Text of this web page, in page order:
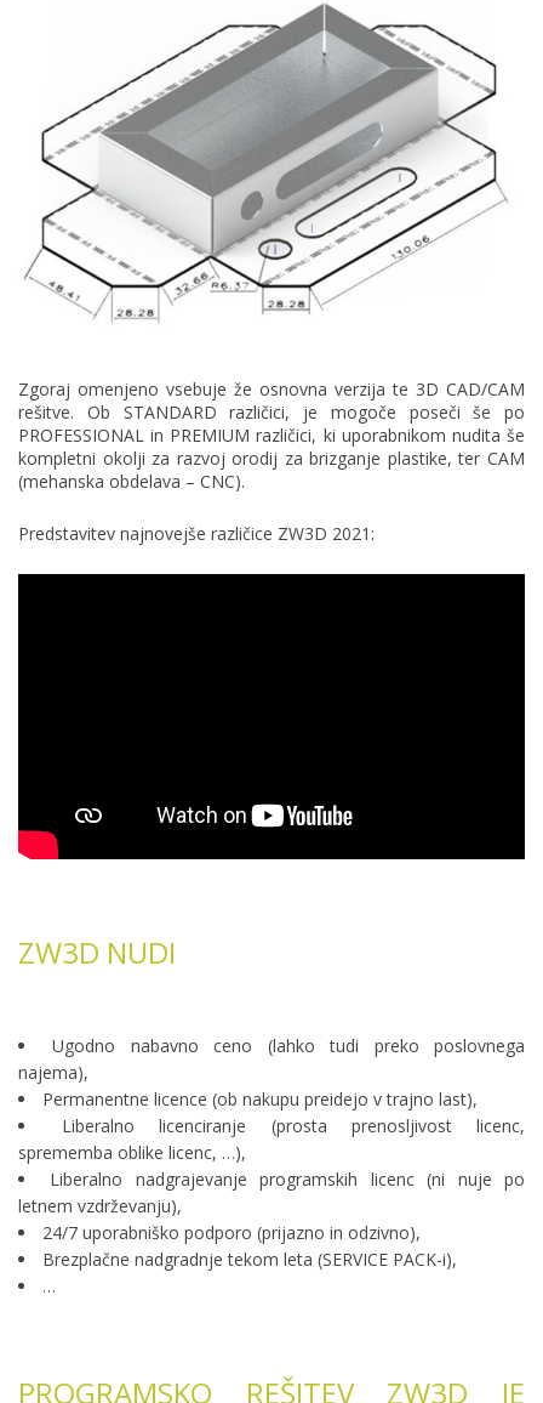
Zgoraj omenjeno vsebuje že osnovna verzija te 3D CAD/CAM
rešitve. Ob STANDARD različici, je mogoče poseči še po
PROFESSIONAL in PREMIUM različici, ki uporabnikom nudita še
kompletni okolji za razvoj orodij za brizganje plastike, ter CAM
(mehanska obdelava – CNC).
Predstavitev najnovejše različice ZW3D 2021:
ZW3D NUDI
Ugodno nabavno ceno (lahko tudi preko poslovnega
najema),
Permanentne licence (ob nakupu preidejo v trajno last),
Liberalno licenciranje (prosta prenosljivost licenc,
sprememba oblike licenc, …),
Liberalno nadgrajevanje programskih licenc (ni nuje po
letnem vzdrževanju),
24/7 uporabniško podporo (prijazno in odzivno),
Brezplačne nadgradnje tekom leta (SERVICE PACK-i),
…
PROGRAMSKO REŠITEV ZW3D JE